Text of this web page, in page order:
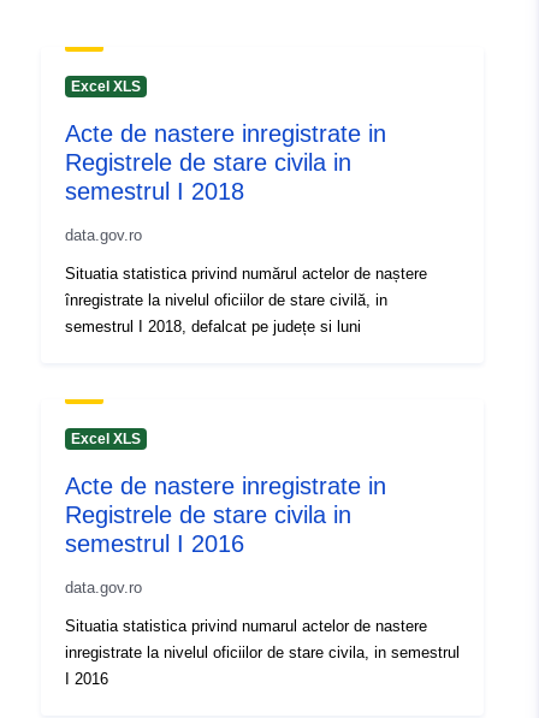
Excel XLS
Acte de nastere inregistrate in
Registrele de stare civila in
semestrul I 2018
data.gov.ro
Situatia statistica privind numărul actelor de naștere
înregistrate la nivelul oficiilor de stare civilă, in
semestrul I 2018, defalcat pe județe si luni
Excel XLS
Acte de nastere inregistrate in
Registrele de stare civila in
semestrul I 2016
data.gov.ro
Situatia statistica privind numarul actelor de nastere
inregistrate la nivelul oficiilor de stare civila, in semestrul
I 2016